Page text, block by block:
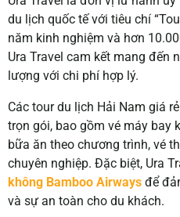
du lịch quốc tế với tiêu chí
năm kinh nghiệm và hơn
Ura Travel cam kết mang đến
lượng với chi phí hợp lý.
Các tour du lịch Hải Nam giá
trọn gói, bao gồm vé máy bay
bữa ăn theo chương trình, vé
chuyên nghiệp. Đặc biệt, Ura
không Bamboo Airways để
và sự an toàn cho du khách.